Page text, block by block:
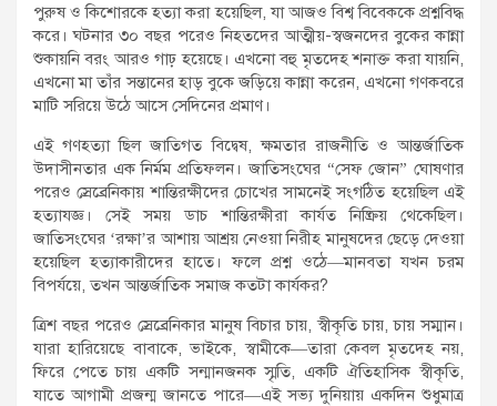
পুরুষ ও কিশোরকে হত্যা করা হয়েছিল, যা আজও বিশ্ব বিবেককে প্রশ্নবিদ্ধ
করে। ঘটনার ৩০ বছর পরেও নিহতদের আত্মীয়-স্বজনদের বুকের কান্না
শুকায়নি বরং আরও গাঢ় হয়েছে। এখনো বহু মৃতদেহ শনাক্ত করা যায়নি,
এখনো মা তাঁর সন্তানের হাড় বুকে জড়িয়ে কান্না করেন, এখনো গণকবরে
মাটি সরিয়ে উঠে আসে সেদিনের প্রমাণ।
এই গণহত্যা ছিল জাতিগত বিদ্বেষ, ক্ষমতার রাজনীতি ও আন্তর্জাতিক
উদাসীনতার এক নির্মম প্রতিফলন। জাতিসংঘের “সেফ জোন” ঘোষণার
পরেও স্রেব্রেনিকায় শান্তিরক্ষীদের চোখের সামনেই সংগঠিত হয়েছিল এই
হত্যাযজ্ঞ। সেই সময় ডাচ শান্তিরক্ষীরা কার্যত নিষ্ক্রিয় থেকেছিল।
জাতিসংঘের ‘রক্ষা’র আশায় আশ্রয় নেওয়া নিরীহ মানুষদের ছেড়ে দেওয়া
হয়েছিল হত্যাকারীদের হাতে। ফলে প্রশ্ন ওঠে—মানবতা যখন চরম
বিপর্যয়ে, তখন আন্তর্জাতিক সমাজ কতটা কার্যকর?
ত্রিশ বছর পরেও স্রেব্রেনিকার মানুষ বিচার চায়, স্বীকৃতি চায়, চায় সম্মান।
যারা হারিয়েছে বাবাকে, ভাইকে, স্বামীকে—তারা কেবল মৃতদেহ নয়,
ফিরে পেতে চায় একটি সন্মানজনক স্মৃতি, একটি ঐতিহাসিক স্বীকৃতি,
যাতে আগামী প্রজন্ম জানতে পারে—এই সভ্য দুনিয়ায় একদিন শুধুমাত্র